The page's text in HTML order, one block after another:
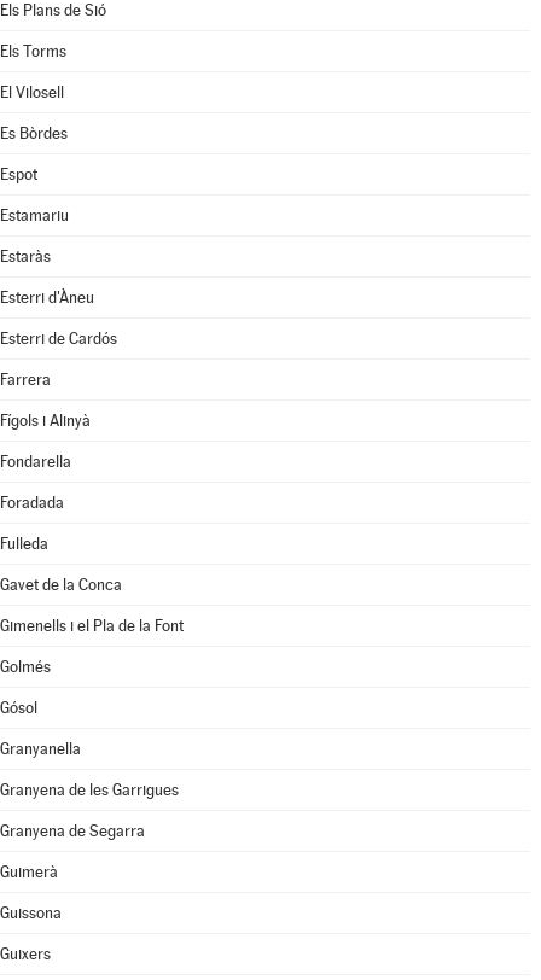
Els Plans de Sió
Els Torms
El Vilosell
Es Bòrdes
Espot
Estamariu
Estaràs
Esterri d'Àneu
Esterri de Cardós
Farrera
Fígols i Alinyà
Fondarella
Foradada
Fulleda
Gavet de la Conca
Gimenells i el Pla de la Font
Golmés
Gósol
Granyanella
Granyena de les Garrigues
Granyena de Segarra
Guimerà
Guissona
Guixers